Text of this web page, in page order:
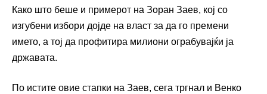
Како што беше и примерот на Зоран Заев, кој со
изгубени избори дојде на власт за да го премени
името, а тој да профитира милиони ограбувајќи ја
државата.
По истите овие стапки на Заев, сега тргнал и Венко